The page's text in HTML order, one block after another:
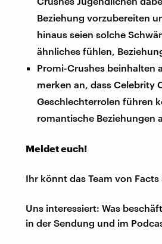
Beziehung vorzubereiten
hinaus seien solche
ähnliches fühlen,
Promi-Crushes beinhalten
merken an, dass Celebrity
Geschlechterrolen führen
romantische Beziehungen
Meldet euch!
Ihr könnt das Team von
Uns interessiert: Was
in der Sendung und im